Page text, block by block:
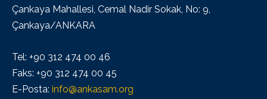
Çankaya Mahallesi, Cemal Nadir Sokak, No: 9,
Çankaya/ANKARA
Tel: +90 312 474 00 46
Faks: +90 312 474 00 45
E-Posta: info@ankasam.org